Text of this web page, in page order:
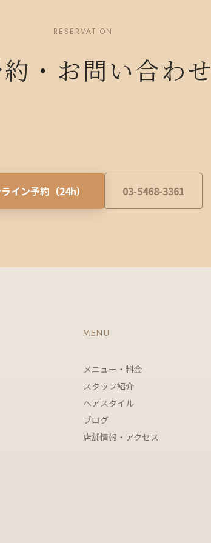
RESERVATION
約・お問い合わせ
イン予約（24h） 03-5468-3361
MENU
メニュー・料金
スタッフ紹介
ヘアスタイル
ブログ
店舗情報・アクセス